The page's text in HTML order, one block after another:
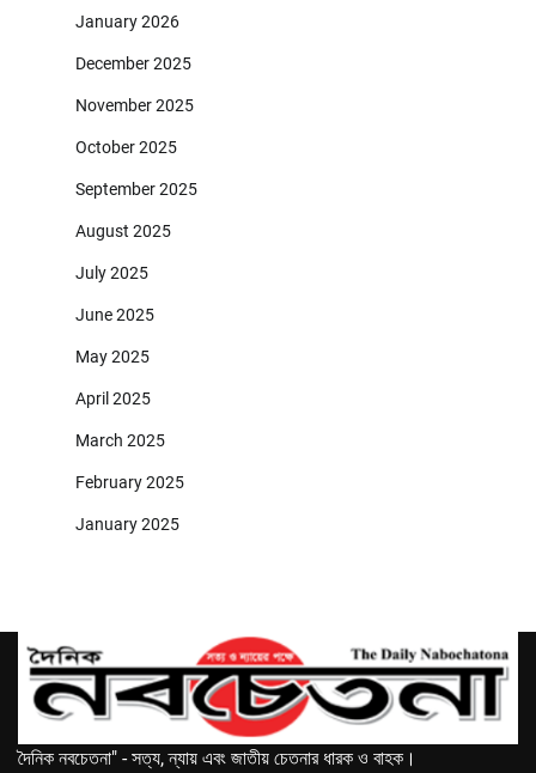
January 2026
December 2025
November 2025
October 2025
September 2025
August 2025
July 2025
June 2025
May 2025
April 2025
March 2025
February 2025
January 2025
দৈনিক নবচেতনা" - সত্য, ন্যায় এবং জাতীয় চেতনার ধারক ও বাহক।